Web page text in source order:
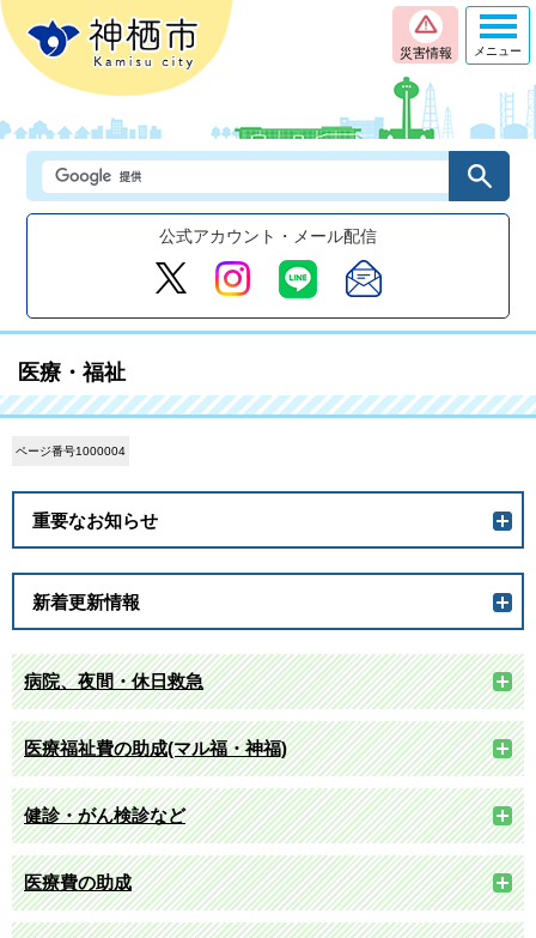
災害情報
公式アカウント・メール配信
メニュー
医療・福祉
ページ番号1000004
重要なお知らせ
新着更新情報
病院、夜間・休日救急
医療福祉費の助成(マル福・神福)
健診・がん検診など
医療費の助成